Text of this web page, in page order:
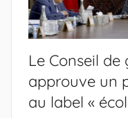
Le Conseil
approuve un
au label «